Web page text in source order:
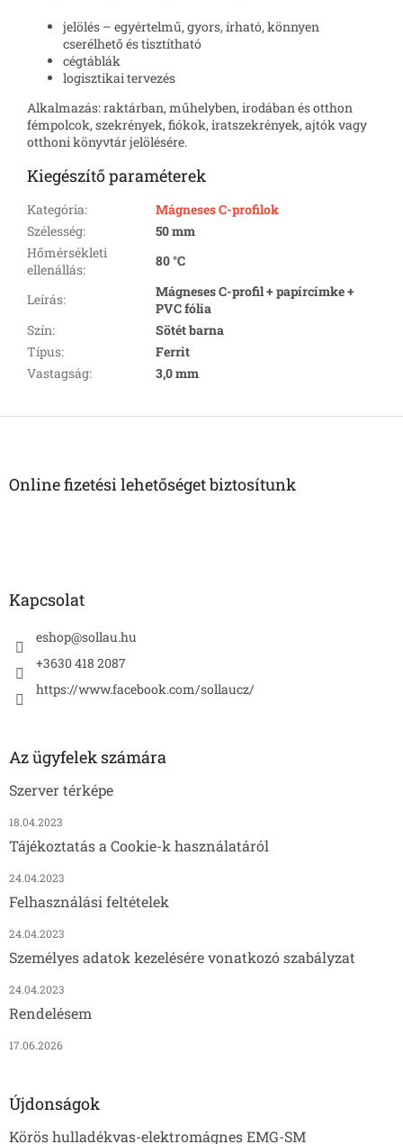
jelölés – egyértelmű, gyors, írható, könnyen
cserélhető és tisztítható
cégtáblák
logisztikai tervezés
Alkalmazás: raktárban, műhelyben, irodában és otthon
fémpolcok, szekrények, fiókok, iratszekrények, ajtók vagy
otthoni könyvtár jelölésére.
Kiegészítő paraméterek
Kategória:
Mágneses C-profilok
Szélesség:
50 mm
Hőmérsékleti
ellenállás:
80 °C
Leírás:
Mágneses C-profil + papírcímke +
PVC fólia
Szín:
Sötét barna
Típus:
Ferrit
Vastagság: 3,0 mm
L
Online fizetési lehetőséget biztosítunk
Kapcsolat
eshop@sollau.hu
+3630 418 2087
https://www.facebook.com/sollaucz/
Az ügyfelek számára
Szerver térképe
18.04.2023
Tájékoztatás a Cookie-k használatáról
24.04.2023
Felhasználási feltételek
24.04.2023
Személyes adatok kezelésére vonatkozó szabályzat
24.04.2023
Rendelésem
17.06.2026
Újdonságok
Körös hulladékvas-elektromágnes EMG-SM